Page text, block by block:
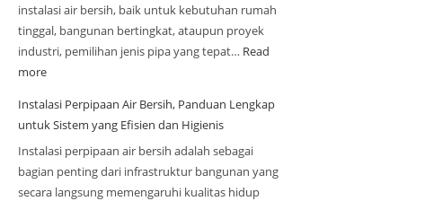
instalasi air bersih, baik untuk kebutuhan rumah
tinggal, bangunan bertingkat, ataupun proyek
industri, pemilihan jenis pipa yang tepat… Read
more
Instalasi Perpipaan Air Bersih, Panduan Lengkap
untuk Sistem yang Efisien dan Higienis
Instalasi perpipaan air bersih adalah sebagai
bagian penting dari infrastruktur bangunan yang
secara langsung memengaruhi kualitas hidup